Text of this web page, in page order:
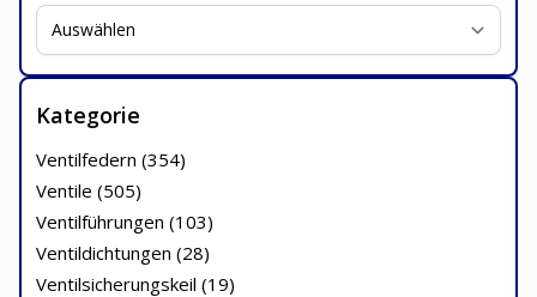
Kategorie
Ventilfedern (354)
Ventile (505)
Ventilführungen (103)
Ventildichtungen (28)
Ventilsicherungskeil (19)